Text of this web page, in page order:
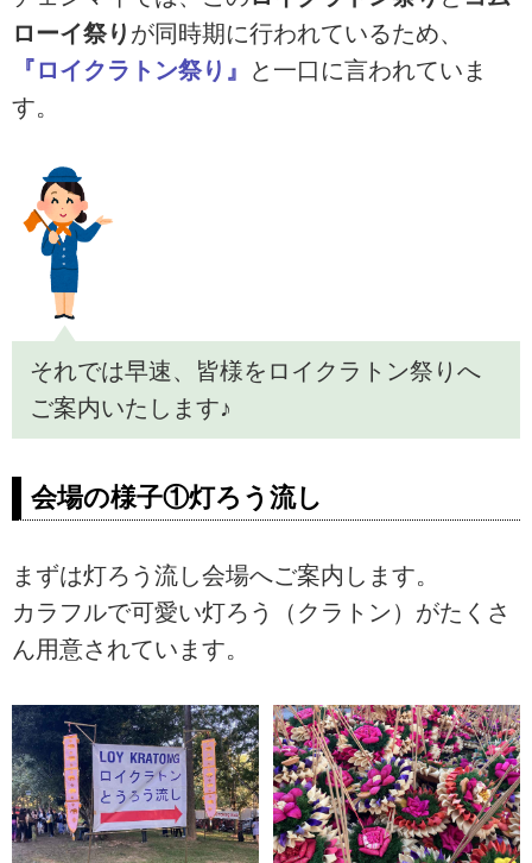
ローイ祭り が同時期に行われているため、
『ロイクラトン祭り』
と一口に言われていま
す。
それでは早速、皆様をロイクラトン祭りへ
ご案内いたします♪
会場の様子①灯ろう流し
まずは灯ろう流し会場へご案内します。
カラフルで可愛い灯ろう（クラトン）がたくさ
ん用意されています。